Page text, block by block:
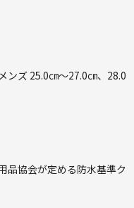
ズ 25.0㎝～27.0㎝、28.0
協会が定める防水基準ク